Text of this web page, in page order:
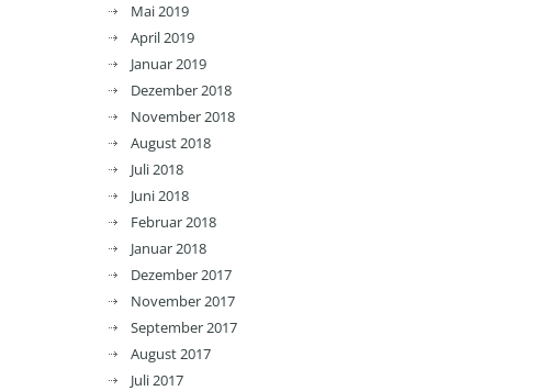
Mai 2019
April 2019
Januar 2019
Dezember 2018
November 2018
August 2018
Juli 2018
Juni 2018
Februar 2018
Januar 2018
Dezember 2017
November 2017
September 2017
August 2017
Juli 2017